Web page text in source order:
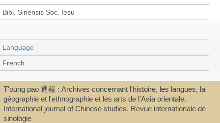
Bibl. Sinensis Soc. Iesu
Language
French
Record_type
Book
T'oung pao 通報 : Archives concernant l'histoire, les langues, la
géographie et l'ethnographie et les arts de l'Asia orientale.
International journal of Chinese studies. Revue internationale de
sinologie